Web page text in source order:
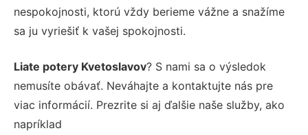
nespokojnosti, ktorú vždy berieme vážne a snažíme
sa ju vyriešiť k vašej spokojnosti.
Liate potery Kvetoslavov? S nami sa o výsledok
nemusíte obávať. Neváhajte a kontaktujte nás pre
viac informácií. Prezrite si aj ďalšie naše služby, ako
napríklad